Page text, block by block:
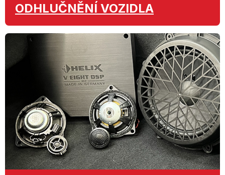
ODHLUČNĚNÍ VOZIDLA